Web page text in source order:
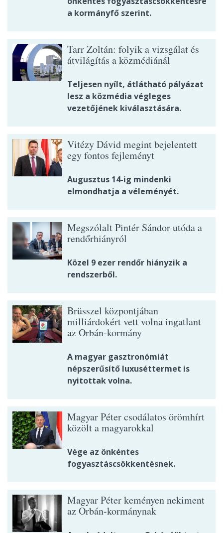
a kormányfő szerint.
Tarr Zoltán: folyik a vizsgálat és
átvilágítás a közmédiánál
Teljesen nyílt, átlátható pályázat
lesz a közmédia végleges
vezetőjének kiválasztására.
Vitézy Dávid megint bejelentett
egy fontos fejleményt
Augusztus 14-ig mindenki
elmondhatja a véleményét.
Megszólalt Pintér Sándor utóda a
rendőrhiányról
Közel 9 ezer rendőr hiányzik a
rendszerből.
Brüsszel központjában
milliárdokért vett volna ingatlant
az Orbán-kormány
A magyar gasztronómiát
népszerűsítő luxuséttermet is
nyitottak volna.
Magyar Péter csodálatos örömhírt
közölt a magyarokkal
Vége az önkéntes
fogyasztáscsökkentésnek.
Magyar Péter keményen nekiment
az Orbán-kormánynak